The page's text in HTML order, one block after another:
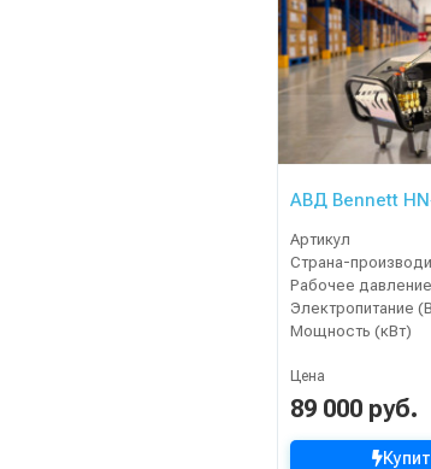
АВД Bennett
Артикул
Страна-
Электропитание
Мощность (кВт)
Цена
89 000 руб.